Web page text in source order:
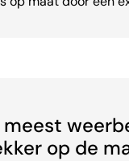
meest
op de